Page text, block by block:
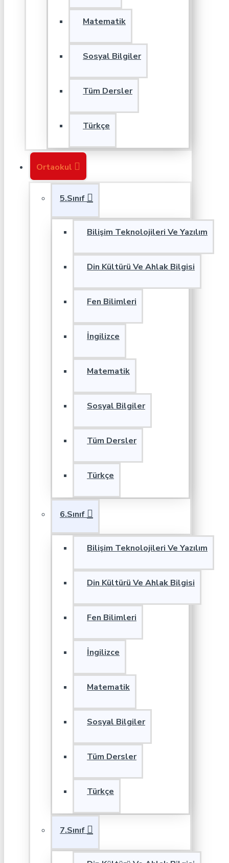
Matematik
Sosyal Bilgiler
Tüm Dersler
Türkçe
Ortaokul
5.Sınıf
Bilişim Teknolojileri Ve Yazılım
Din Kültürü Ve Ahlak Bilgisi
Fen Bilimleri
İngilizce
Matematik
Sosyal Bilgiler
Tüm Dersler
Türkçe
6.Sınıf
Bilişim Teknolojileri Ve Yazılım
Din Kültürü Ve Ahlak Bilgisi
Fen Bilimleri
İngilizce
Matematik
Sosyal Bilgiler
Tüm Dersler
Türkçe
7.Sınıf